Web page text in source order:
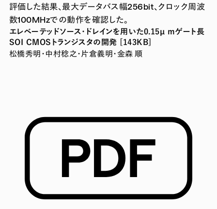
評価した結果、最大データバス幅256bit、クロック周波
数100MHzでの動作を確認した。
エレベーテッドソース・ドレインを用いた0.15µ mゲート長
SOI CMOSトランジスタの開発 [143KB]
松橋秀明・中村稔之・片倉義明・金森 順